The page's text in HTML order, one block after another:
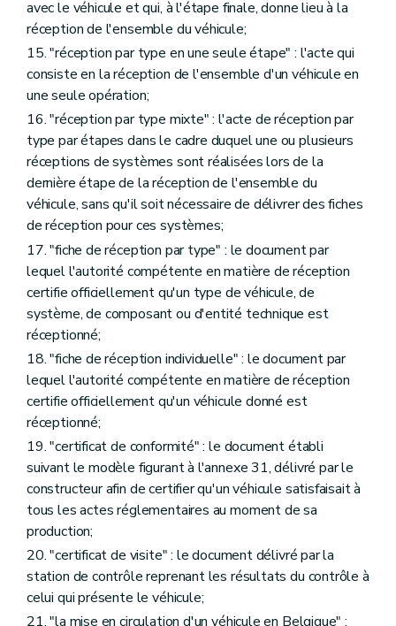
avec le véhicule et qui, à l'étape finale, donne lieu à la
réception de l'ensemble du véhicule;
15. "réception par type en une seule étape" : l'acte qui
consiste en la réception de l'ensemble d'un véhicule en
une seule opération;
16. "réception par type mixte" : l'acte de réception par
type par étapes dans le cadre duquel une ou plusieurs
réceptions de systèmes sont réalisées lors de la
dernière étape de la réception de l'ensemble du
véhicule, sans qu'il soit nécessaire de délivrer des fiches
de réception pour ces systèmes;
17. "fiche de réception par type" : le document par
lequel l'autorité compétente en matière de réception
certifie officiellement qu'un type de véhicule, de
système, de composant ou d'entité technique est
réceptionné;
18. "fiche de réception individuelle" : le document par
lequel l'autorité compétente en matière de réception
certifie officiellement qu'un véhicule donné est
réceptionné;
19. "certificat de conformité" : le document établi
suivant le modèle figurant à l'annexe 31, délivré par le
constructeur afin de certifier qu'un véhicule satisfaisait à
tous les actes réglementaires au moment de sa
production;
20. "certificat de visite" : le document délivré par la
station de contrôle reprenant les résultats du contrôle à
celui qui présente le véhicule;
21. "la mise en circulation d'un véhicule en Belgique" :